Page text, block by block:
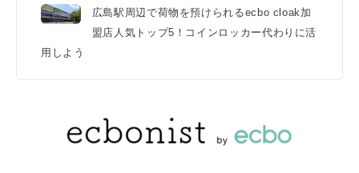
広島駅周辺で荷物を預けられるecbo cloak加
盟店人気トップ5！コインロッカー代わりに活
用しよう